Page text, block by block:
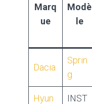
Marq
ue
Modè
le
Dacia
Sprin
g
Hyun
INST